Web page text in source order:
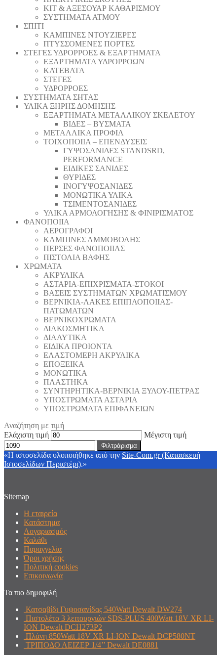
ΚΙΤ & ΑΞΕΣΟΥΑΡ ΚΑΘΑΡΙΣΜΟΥ
ΣΥΣΤΗΜΑΤΑ ΑΤΜΟΥ
ΣΠΙΤΙ
ΚΑΜΠΙΝΕΣ ΝΤΟΥΖΙΕΡΕΣ
ΠΤΥΣΣΟΜΕΝΕΣ ΠΟΡΤΕΣ
ΣΤΕΓΕΣ ΥΔΡΟΡΡΟΕΣ & ΕΞΑΡΤΗΜΑΤΑ
ΕΞΑΡΤΗΜΑΤΑ ΥΔΡΟΡΡΟΩΝ
ΚΑΤΕΒΑΤΑ
ΣΤΕΓΕΣ
ΥΔΡΟΡΡΟΕΣ
ΣΥΣΤΗΜΑΤΑ ΣΗΤΑΣ
ΥΛΙΚΑ ΞΗΡΗΣ ΔΟΜΗΣΗΣ
ΕΞΑΡΤΗΜΑΤΑ ΜΕΤΑΛΛΙΚΟΥ ΣΚΕΛΕΤΟΥ
ΒΙΔΕΣ – ΒΥΣΜΑΤΑ
ΜΕΤΑΛΛΙΚΑ ΠΡΟΦΙΛ
ΤΟΙΧΟΠΟΙΙΑ – ΕΠΕΝΔΥΣΕΙΣ
ΓΥΨΟΣΑΝΙΔΕΣ STANDSRD,
PERFORMANCE
ΕΙΔΙΚΕΣ ΣΑΝΙΔΕΣ
ΘΥΡΙΔΕΣ
ΙΝΟΓΥΨΟΣΑΝΙΔΕΣ
ΜΟΝΩΤΙΚΑ ΥΛΙΚΑ
ΤΣΙΜΕΝΤΟΣΑΝΙΔΕΣ
ΥΛΙΚΑ ΑΡΜΟΛΟΓΗΣΗΣ & ΦΙΝΙΡΙΣΜΑΤΟΣ
ΦΑΝΟΠΟΙΙΑ
ΑΕΡΟΓΡΑΦΟΙ
ΚΑΜΠΙΝΕΣ ΑΜΜΟΒΟΛΗΣ
ΠΕΡΣΕΣ ΦΑΝΟΠΟΙΙΑΣ
ΠΙΣΤΟΛΙΑ ΒΑΦΗΣ
ΧΡΩΜΑΤΑ
ΑΚΡΥΛΙΚΑ
ΑΣΤΑΡΙΑ-ΕΠΙΧΡΙΣΜΑΤΑ-ΣΤΟΚΟΙ
ΒΑΣΕΙΣ ΣΥΣΤΗΜΑΤΩΝ ΧΡΩΜΑΤΙΣΜΟΥ
ΒΕΡΝΙΚΙΑ-ΛΑΚΕΣ ΕΠΙΠΛΟΠΟΙΙΑΣ-
ΠΑΤΩΜΑΤΩΝ
ΒΕΡΝΙΚΟΧΡΩΜΑΤΑ
ΔΙΑΚΟΣΜΗΤΙΚΑ
ΔΙΑΛΥΤΙΚΑ
ΕΙΔΙΚΑ ΠΡΟΙΟΝΤΑ
ΕΛΑΣΤΟΜΕΡΗ ΑΚΡΥΛΙΚΑ
ΕΠΟΞΕΙΚΑ
ΜΟΝΩΤΙΚΑ
ΠΛΑΣΤΗΚΑ
ΣΥΝΤΗΡΗΤΙΚΑ-ΒΕΡΝΙΚΙΑ ΞΥΛΟΥ-ΠΕΤΡΑΣ
ΥΠΟΣΤΡΩΜΑΤΑ ΑΣΤΑΡΙΑ
ΥΠΟΣΤΡΩΜΑΤΑ ΕΠΙΦΑΝΕΙΩΝ
Αναζήτηση με τιμή
Ελάχιστη τιμή
Μέγιστη τιμή
Φιλτράρισμα
«Η ιστοσελίδα υλοποιήθηκε από την Site-Com.gr (Κατασκευή
Ιστοσελίδων Περιστέρι).»
Sitemap
Η εταιρεία
Κατάστημα
Λογαριασμός
Καλάθι
Παραγγελία
Όροι χρήσης
Πολιτική cookies
Επικοινωνία
Τα πιο δημοφιλή
Κατσαβίδι Γυψοσανίδας 540Watt Dewalt DW274
Πιστολέτο 3 λειτουργιών SDS-PLUS 400Watt 18V XR LI-
ION Dewalt DCH273P2
Πλάνη 850Watt 18V XR LI-ION Dewalt DCP580NT
ΤΡΙΠΟΔΟ ΛΕΙΖΕΡ 1/4’’ Dewalt DE0881